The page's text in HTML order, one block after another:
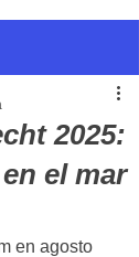
2025:
el mar
en agosto